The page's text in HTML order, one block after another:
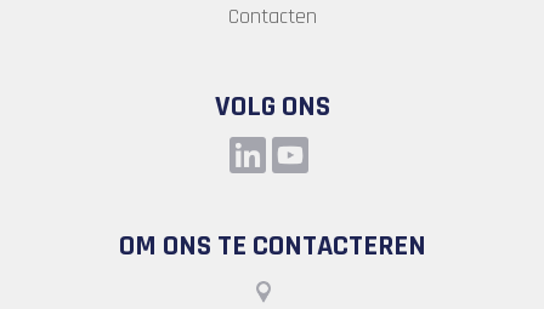
Contacten
VOLG ONS
OM ONS TE CONTACTEREN